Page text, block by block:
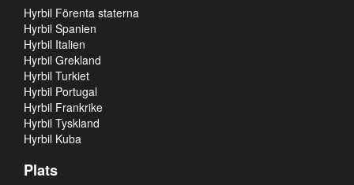
Hyrbil Förenta staterna
Hyrbil Spanien
Hyrbil Italien
Hyrbil Grekland
Hyrbil Turkiet
Hyrbil Portugal
Hyrbil Frankrike
Hyrbil Tyskland
Hyrbil Kuba
Plats